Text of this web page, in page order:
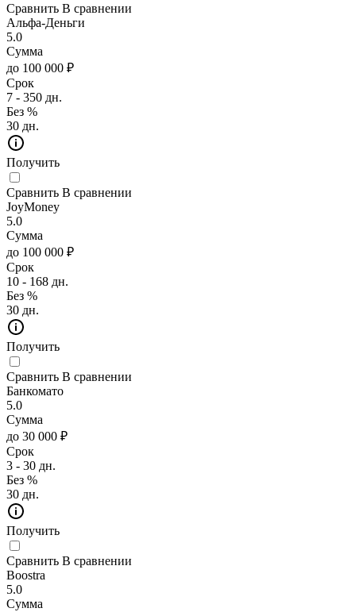
Сравнить В сравнении
Альфа-Деньги
5.0
Сумма
до 100 000 ₽
Срок
7 - 350 дн.
Без %
30 дн.
Получить
Сравнить В сравнении
JoyMoney
5.0
Сумма
до 100 000 ₽
Срок
10 - 168 дн.
Без %
30 дн.
Получить
Сравнить В сравнении
Банкомато
5.0
Сумма
до 30 000 ₽
Срок
3 - 30 дн.
Без %
30 дн.
Получить
Сравнить В сравнении
Boostra
5.0
Сумма